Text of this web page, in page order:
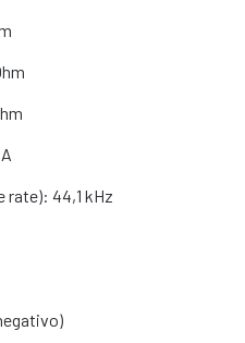
rate): 44,1 kHz